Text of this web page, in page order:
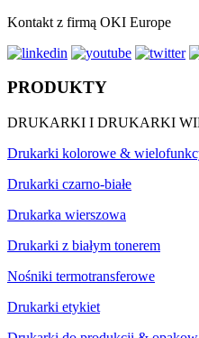
Kontakt z firmą OKI Europe
PRODUKTY
DRUKARKI I DRUKARKI
Drukarki kolorowe &
Drukarki czarno-białe
Drukarka wierszowa
Drukarki z białym tonerem
Nośniki termotransferowe
Drukarki etykiet